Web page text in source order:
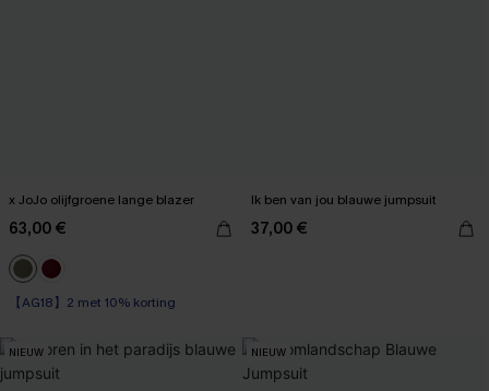
x JoJo olijfgroene lange blazer
63,00 €
【AG18】2 met 10% korting
Ik ben van jou blauwe jumpsuit
37,00 €
NIEUW NIEUW